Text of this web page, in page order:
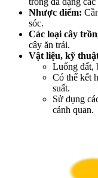
Nhược điểm:
sóc.
Các loại cây
cây ăn trái.
Vật liệu, kỹ
Luống đất,
Có thể kết
suất.
Sử dụng
cảnh quan.